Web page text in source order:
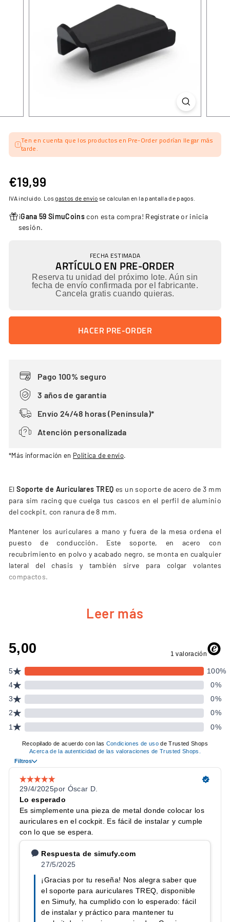
Ten en cuenta que los productos en Pre-Order podrían llegar más
tarde.
Precio
habitual
€19,99
IVA incluido. Losgastos de envío se calculan en la pantalla de pagos.
¡Gana 59 SimuCoinscon esta compra! Regístrateor inicia
sesión.
FECHA ESTIMADA
ARTÍCULO EN PRE-ORDER
Reserva tu unidad del próximo lote. Aún sin
fecha de envío confirmada por el fabricante.
Cancela gratis cuando quieras.
HACER PRE-ORDER
Pago 100% seguro
3 años de garantía
Envío 24/48 horas (Península)*
Atención personalizada
*Más información en Política de envío.
ElSoporte de Auriculares TREQ es un soporte de acero de 3 mm
para sim racing que cuelga tus cascos en el perfil de aluminio
del cockpit, con ranura de 8 mm.
Mantener los auriculares a mano y fuera de la mesa ordena el
puesto de conducción. Este soporte, en acero con
recubrimiento en polvo y acabado negro, se monta en cualquier
lateral del chasis y también sirve para colgar volantes
compactos.
CARACTERÍSTICAS PRINCIPALES
Fabricado en acero de 3 mm con recubrimiento en polvo y
Compatible con perfiles de aluminio con ranura de 8 mm.
Montaje rápido en cualquier lateral del cockpit.
Apto para auriculares, cascos gaming o volantes
compactos.
Diseño minimalista que no interfiere con otros accesorios.
ESPECIFICACIONES
CARACTERÍSTICA DETALLE
Material
recubrimiento en polvo
Acabado Negro
Compatibilidad
Perfil de aluminio con ranura
de 8 mm
Auriculares, cascos gaming o
volantes compactos
Leer más